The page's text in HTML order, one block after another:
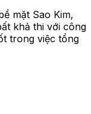
mặt Sao Kim,
khả thi với công
trong việc tổng